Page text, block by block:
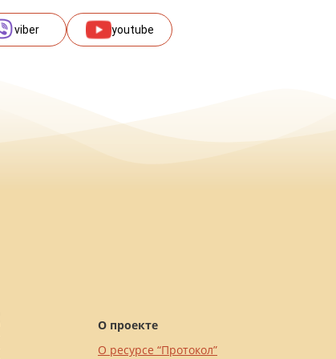
viber youtube
О проекте
О ресурсе “Протокол”